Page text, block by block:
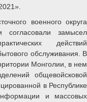
военного округа
замысел
действий
обслуживания. В
Монголии, в нем
общевойсковой
в Республике
и массовых